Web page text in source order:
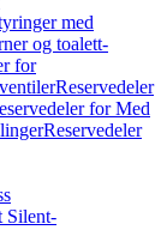
med
og toalett-
for
Reservedeler
for Med
Reservedeler
Silent-